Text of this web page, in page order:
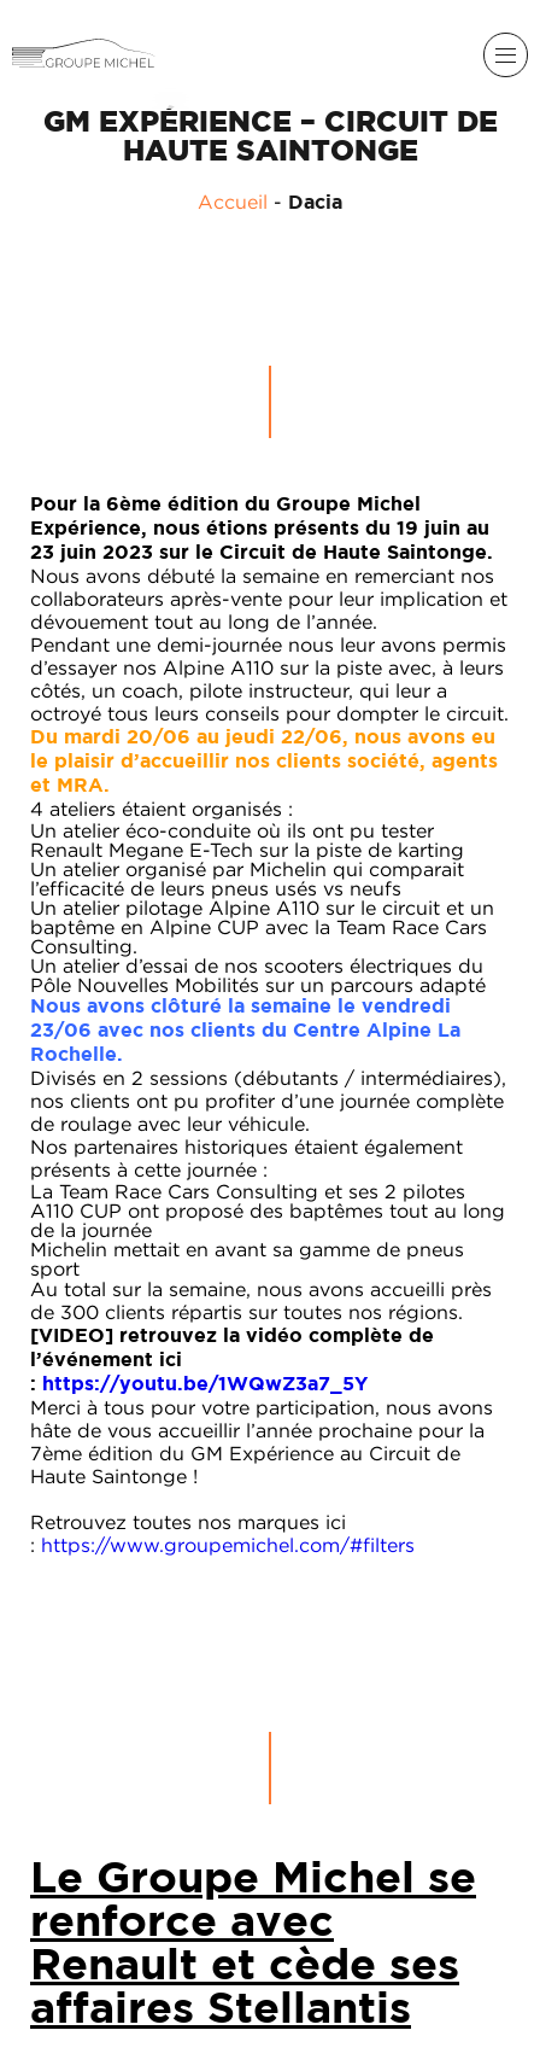
LIGIER
PROFESSIONAL
HISTORIQUE
GROUPE
MICHEL
ACTUALITÉS
GM EXPÉRIENCE – CIRCUIT DE
HAUTE SAINTONGE
Accueil - Dacia
Pour la 6ème édition du Groupe Michel
Expérience, nous étions présents du 19 juin au
23 juin 2023 sur le Circuit de Haute Saintonge.
Nous avons débuté la semaine en remerciant nos
collaborateurs après-vente pour leur implication et
dévouement tout au long de l’année.
Pendant une demi-journée nous leur avons permis
d’essayer nos Alpine A110 sur la piste avec, à leurs
côtés, un coach, pilote instructeur, qui leur a
octroyé tous leurs conseils pour dompter le circuit.
Du mardi 20/06 au jeudi 22/06, nous avons eu
le plaisir d’accueillir nos clients société, agents
et MRA.
4 ateliers étaient organisés :
Un atelier éco-conduite où ils ont pu tester
Renault Megane E-Tech sur la piste de karting
Un atelier organisé par Michelin qui comparait
l’efficacité de leurs pneus usés vs neufs
Un atelier pilotage Alpine A110 sur le circuit et un
baptême en Alpine CUP avec la Team Race Cars
Consulting.
Un atelier d’essai de nos scooters électriques du
Pôle Nouvelles Mobilités sur un parcours adapté
Nous avons clôturé la semaine le vendredi
23/06 avec nos clients du Centre Alpine La
Rochelle.
Divisés en 2 sessions (débutants / intermédiaires),
nos clients ont pu profiter d’une journée complète
de roulage avec leur véhicule.
Nos partenaires historiques étaient également
présents à cette journée :
La Team Race Cars Consulting et ses 2 pilotes
A110 CUP ont proposé des baptêmes tout au long
de la journée
Michelin mettait en avant sa gamme de pneus
sport
Au total sur la semaine, nous avons accueilli près
de 300 clients répartis sur toutes nos régions.
[VIDEO] retrouvez la vidéo complète de
l’événement ici
: https://youtu.be/1WQwZ3a7_5Y
Merci à tous pour votre participation, nous avons
hâte de vous accueillir l’année prochaine pour la
7ème édition du GM Expérience au Circuit de
Haute Saintonge !
Retrouvez toutes nos marques ici
: https://www.groupemichel.com/#filters
Le Groupe Michel se
renforce avec
Renault et cède ses
affaires Stellantis